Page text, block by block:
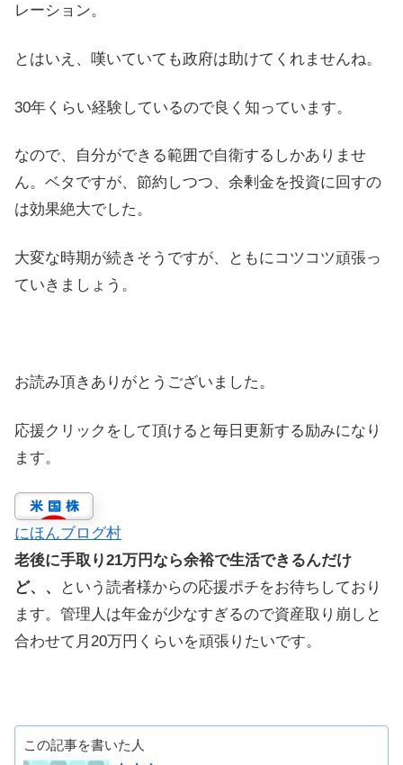
レーション。
とはいえ、嘆いていても政府は助けてくれませんね。
30年くらい経験しているので良く知っています。
なので、自分ができる範囲で自衛するしかありませ
ん。ベタですが、節約しつつ、余剰金を投資に回すの
は効果絶大でした。
大変な時期が続きそうですが、ともにコツコツ頑張っ
ていきましょう。
お読み頂きありがとうございました。
応援クリックをして頂けると毎日更新する励みになり
ます。
にほんブログ村
老後に手取り21万円なら余裕で生活できるんだけ
ど、、
という読者様からの応援ポチをお待ちしており
ます。管理人は年金が少なすぎるので資産取り崩しと
合わせて月20万円くらいを頑張りたいです。
この記事を書いた人